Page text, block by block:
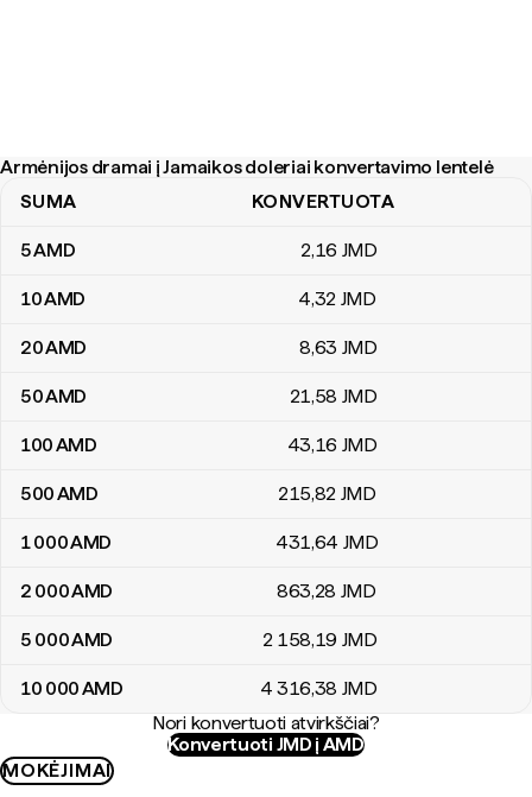
Armėnijos dramai į Jamaikos doleriai konvertavimo lentelė
Armėnijos dramai į Jamaikos doleriai konvertavimo lentelė
SUMA KONVERTUOTA
5AMD 2,16 JMD
10AMD 4,32 JMD
20AMD 8,63 JMD
50AMD 21,58 JMD
100AMD 43,16 JMD
500AMD 215,82 JMD
1 000AMD 431,64 JMD
2 000AMD 863,28 JMD
5 000AMD 2 158,19 JMD
10 000AMD 4 316,38 JMD
Nori konvertuoti atvirkščiai?
Konvertuoti JMD į AMD
MOKĖJIMAI